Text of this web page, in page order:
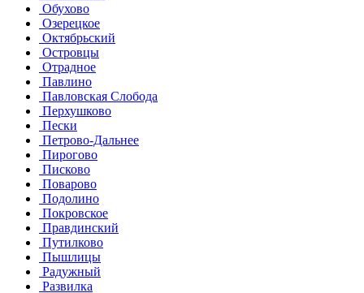
Обухово
Озерецкое
Октябрьский
Островцы
Отрадное
Павлино
Павловская Слобода
Перхушково
Пески
Петрово-Дальнее
Пирогово
Писково
Поварово
Подолино
Покровское
Правдинский
Путилково
Пышлицы
Радужный
Развилка